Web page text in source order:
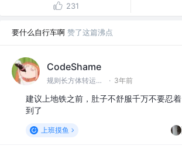
231
要什么自行车啊 赞了这篇沸点
CodeShame
规则长方体转运工程师 @巨硬CN · 3年前
建议上地铁之前，肚子不舒服千万不要忍着
到了
上班摸鱼